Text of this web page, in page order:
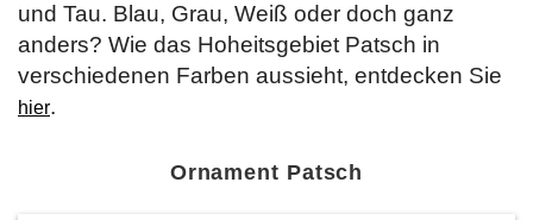
und Tau. Blau, Grau, Weiß oder doch ganz
anders? Wie das Hoheitsgebiet Patsch in
verschiedenen Farben aussieht, entdecken Sie
hier.
Ornament Patsch